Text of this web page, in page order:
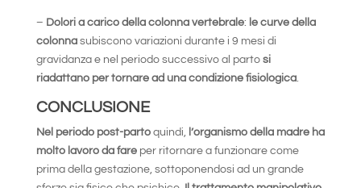
– Dolori a carico della colonna vertebrale: le curve della
colonnasubiscono variazioni durante i 9 mesi di
gravidanza e nel periodo successivo al parto si
riadattano per tornare ad una condizione fisiologica.
CONCLUSIONE
Nel periodo post-partoquindi, l’organismo della madre ha
molto lavoro da fareper ritornare a funzionare come
prima della gestazione, sottoponendosi ad un grande